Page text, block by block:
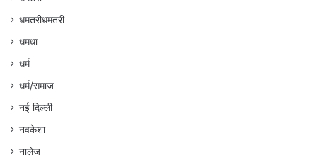
धमतरीधमतरी
धमधा
धर्म
धर्म/समाज
नई दिल्ली
नवकेशा
नालेज